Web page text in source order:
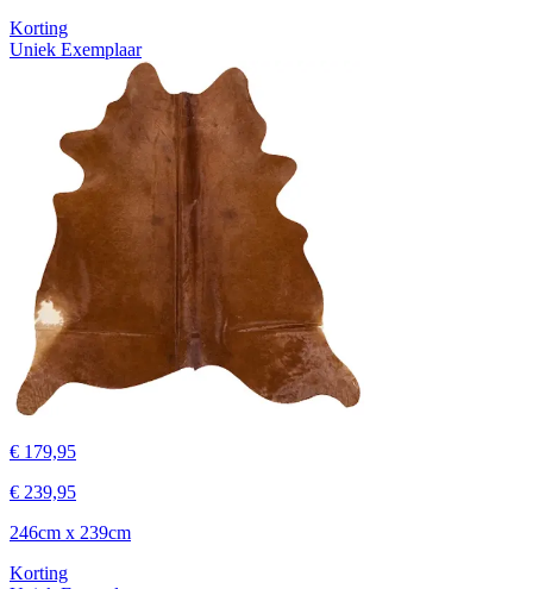
Korting
Uniek Exemplaar
€ 179,95
€ 239,95
246cm x 239cm
Korting